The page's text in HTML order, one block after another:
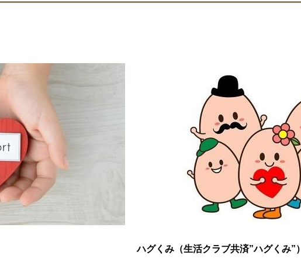
ハグくみ（生活クラブ共済”ハグくみ”）